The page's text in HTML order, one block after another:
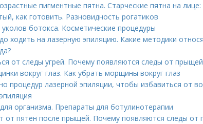
пигментные пятна. Старческие пятна на лице:
как готовить. Разновидность рогатиков
ботокса. Косметические процедуры
ходить на лазерную эпиляцию. Какие методики
от следы угрей. Почему появляются следы от прыщей
вокруг глаз. Как убрать морщины вокруг глаз
процедур лазерной эпиляции, чтобы избавиться от
организма. Препараты для ботулинотерапии
от пятен после прыщей. Почему появляются следы от